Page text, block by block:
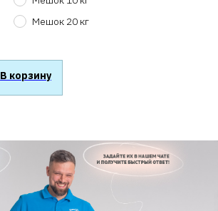
Мешок 20 кг
В корзину